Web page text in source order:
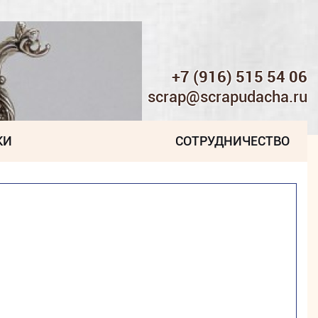
+7 (916) 515 54 06
scrap@scrapudacha.ru
СОТРУДНИЧЕСТВО